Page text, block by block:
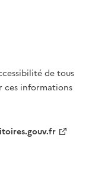
de tous
ces informations